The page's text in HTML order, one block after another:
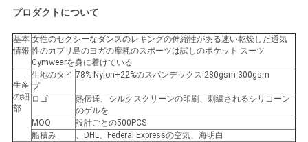
プロダクトについて
基本
情報
女性のセクシーなダンスのレギングの伸縮性がある速い乾燥した通気
性のカプリ島のヨガの摩耗のスポーツは試しのポケット スーツ
Gymwearを身に着けている
生産
の細
部
生地のタイ
プ
78% Nylon+22%のスパンデックス:280gsm-300gsm
ロゴ
熱伝達、シルクスクリーンの印刷、刺繍されるシリコーン
のゲルを
MOQ
設計ごとの500PCS
船積み
、DHL、Federal Expressの空気、海明白